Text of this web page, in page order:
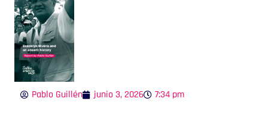
Pablo Guillén junio 3, 2026 7:34 pm